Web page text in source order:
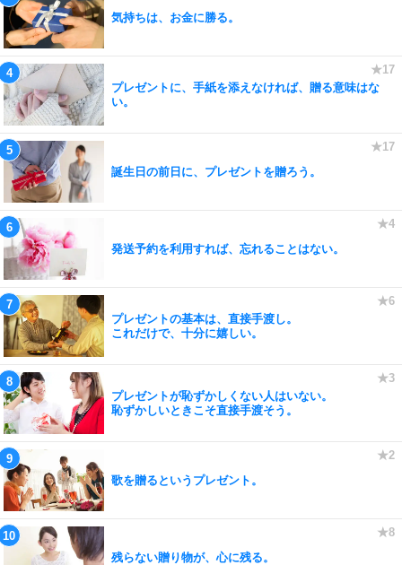
気持ちは、お金に勝る。
プレゼントに、手紙を添えなければ、贈る意味はな
い。
誕生日の前日に、プレゼントを贈ろう。
発送予約を利用すれば、忘れることはない。
プレゼントの基本は、直接手渡し。
これだけで、十分に嬉しい。
プレゼントが恥ずかしくない人はいない。
恥ずかしいときこそ直接手渡そう。
歌を贈るというプレゼント。
残らない贈り物が、心に残る。